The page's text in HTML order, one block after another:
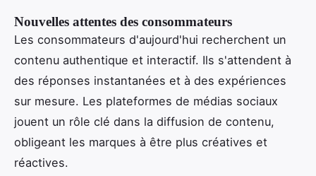
Nouvelles attentes des consommateurs
Les consommateurs d'aujourd'hui recherchent un
contenu authentique et interactif. Ils s'attendent à
des réponses instantanées et à des expériences
sur mesure. Les plateformes de médias sociaux
jouent un rôle clé dans la diffusion de contenu,
obligeant les marques à être plus créatives et
réactives.